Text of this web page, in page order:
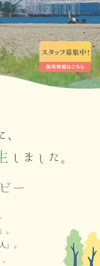
会福祉法人 昴
。
」。